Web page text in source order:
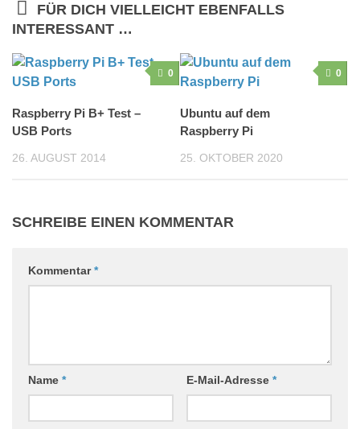
FÜR DICH VIELLEICHT EBENFALLS
INTERESSANT …
0
Raspberry Pi B+ Test –
USB Ports
26. AUGUST 2014
0
Ubuntu auf dem
Raspberry Pi
25. OKTOBER 2020
SCHREIBE EINEN KOMMENTAR
Kommentar*
Name * E-Mail-Adresse *